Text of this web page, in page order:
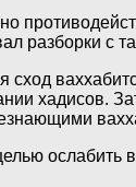
разборки с
сход
хадисов.